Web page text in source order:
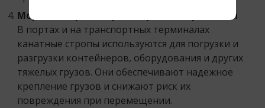
Морские порты и транспортные терминалы
В портах и на транспортных терминалах
канатные стропы используются для погрузки и
разгрузки контейнеров, оборудования и других
тяжелых грузов. Они обеспечивают надежное
крепление грузов и снижают риск их
повреждения при перемещении.